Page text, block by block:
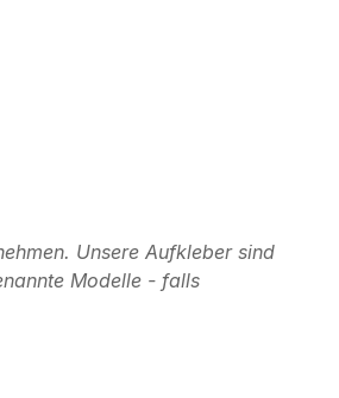
Unsere Aufkleber sind
Modelle - falls